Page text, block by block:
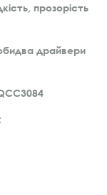
прозорість
драйвери